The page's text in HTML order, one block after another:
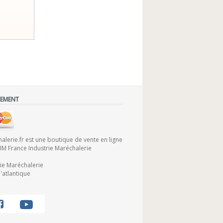
est une boutique de vente en ligne
France Industrie Maréchalerie
Maréchalerie